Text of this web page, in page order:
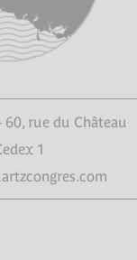
60, rue du Château
1